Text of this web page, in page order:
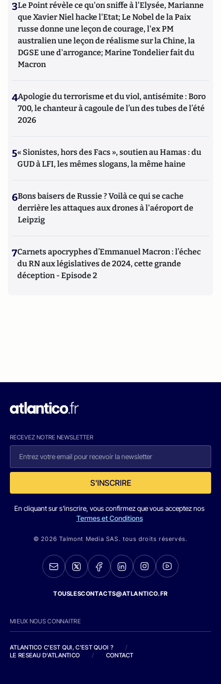
3Le Point révèle ce qu'on sniffe à l'Elysée, Marianne
que Xavier Niel hacke l'Etat; Le Nobel de la Paix
russe donne une leçon de courage, l'ex PM
australien une leçon de réalisme sur la Chine, la
DGSE une d'arrogance; Marine Tondelier fait du
Macron
4Apologie du terrorisme et du viol, antisémite : Boro
700, le chanteur à cagoule de l’un des tubes de l’été
2026
5« Sionistes, hors des Facs », soutien au Hamas : du
GUD à LFI, les mêmes slogans, la même haine
6Bons baisers de Russie ? Voilà ce qui se cache
derrière les attaques aux drones à l'aéroport de
Leipzig
7Carnets apocryphes d’Emmanuel Macron : l’échec
du RN aux législatives de 2024, cette grande
déception - Episode 2
RECEVEZ NOTRE NEWSLETTER
S'INSCRIRE
En cliquant sur s'inscrire, vous confirmez que vous acceptez nos
Termes et Conditions
© 2026 Talmont Media SAS. tous droits réservés.
TOUSLESCONTACTS@ATLANTICO.FR
MIEUX NOUS CONNAITRE
ATLANTICO C'EST QUI, C'EST QUOI ?
/
LE RESEAU D'ATLANTICO
/ CONTACT